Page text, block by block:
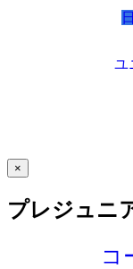
ユ
×
プレジュニ
コ